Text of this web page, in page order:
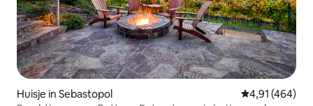
Huisje in Sebastopol Gemiddelde
4,91 (464)